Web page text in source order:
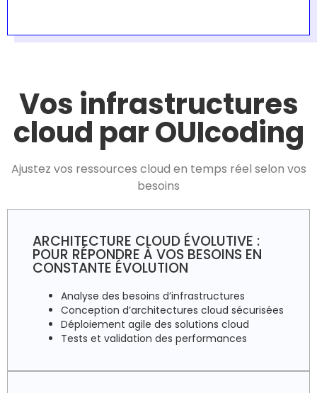
Vos infrastructures
cloud par OUIcoding
Ajustez vos ressources cloud en temps réel selon vos
besoins
ARCHITECTURE CLOUD ÉVOLUTIVE :
POUR RÉPONDRE À VOS BESOINS EN
CONSTANTE ÉVOLUTION
Analyse des besoins d’infrastructures
Conception d’architectures cloud sécurisées
Déploiement agile des solutions cloud
Tests et validation des performances